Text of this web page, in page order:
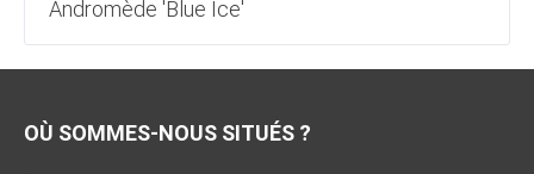
Andromède 'Blue Ice'
OÙ SOMMES-NOUS SITUÉS ?